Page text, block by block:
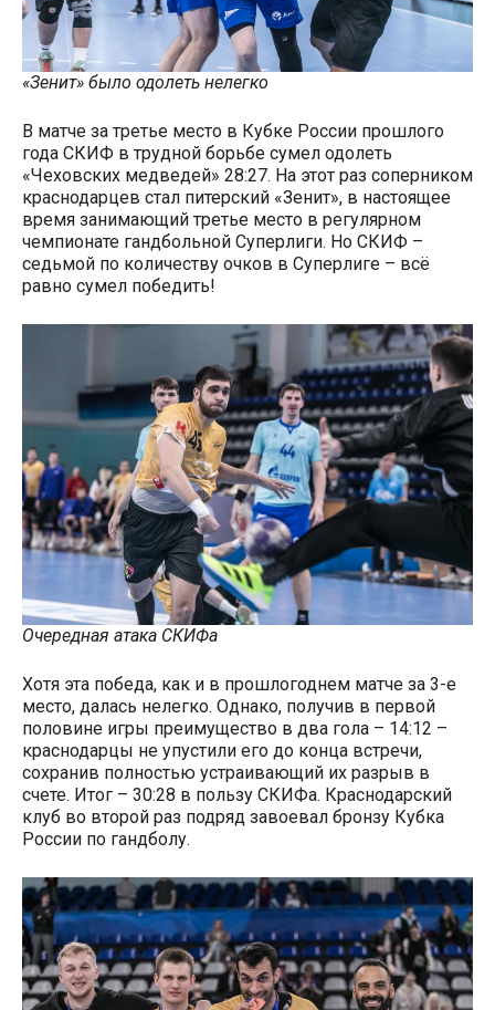
«Зенит» было одолеть нелегко
В матче за третье место в Кубке России прошлого
года СКИФ в трудной борьбе сумел одолеть
«Чеховских медведей» 28:27. На этот раз соперником
краснодарцев стал питерский «Зенит», в настоящее
время занимающий третье место в регулярном
чемпионате гандбольной Суперлиги. Но СКИФ –
седьмой по количеству очков в Суперлиге – всё
равно сумел победить!
Очередная атака СКИФа
Хотя эта победа, как и в прошлогоднем матче за 3-е
место, далась нелегко. Однако, получив в первой
половине игры преимущество в два гола – 14:12 –
краснодарцы не упустили его до конца встречи,
сохранив полностью устраивающий их разрыв в
счете. Итог – 30:28 в пользу СКИФа. Краснодарский
клуб во второй раз подряд завоевал бронзу Кубка
России по гандболу.